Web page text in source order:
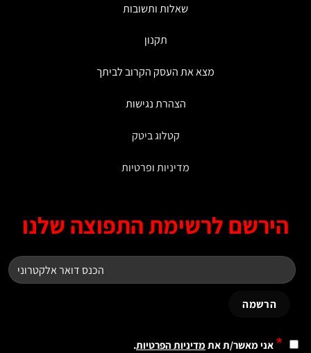
שאלות ותשובות
מצא את העסק הקרוב לביתך
הצהרת נגישות
קטלוג ביטק
מדיניות ופרטיות
לרשימת התפוצה שלנו
אני מאשר/ת אתמדיניות הפרטיות.